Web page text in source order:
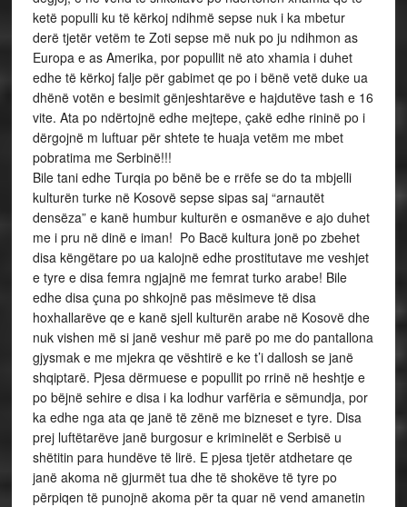
ketë populli ku të kërkoj ndihmë sepse nuk i ka mbetur
derë tjetër vetëm te Zoti sepse më nuk po ju ndihmon as
Europa e as Amerika, por popullit në ato xhamia i duhet
edhe të kërkoj falje për gabimet qe po i bënë vetë duke ua
dhënë votën e besimit gënjeshtarëve e hajdutëve tash e 16
vite. Ata po ndërtojnë edhe mejtepe, çakë edhe rininë po i
dërgojnë m luftuar për shtete te huaja vetëm me mbet
pobratima me Serbinë!!!
Bile tani edhe Turqia po bënë be e rrëfe se do ta mbjelli
kulturën turke në Kosovë sepse sipas saj “arnautët
densëza” e kanë humbur kulturën e osmanëve e ajo duhet
me i pru në dinë e iman! Po Bacë kultura jonë po zbehet
disa këngëtare po ua kalojnë edhe prostitutave me veshjet
e tyre e disa femra ngjajnë me femrat turko arabe! Bile
edhe disa çuna po shkojnë pas mësimeve të disa
hoxhallarëve qe e kanë sjell kulturën arabe në Kosovë dhe
nuk vishen më si janë veshur më parë po me do pantallona
gjysmak e me mjekra qe vështirë e ke t’i dallosh se janë
shqiptarë. Pjesa dërmuese e popullit po rrinë në heshtje e
po bëjnë sehire e disa i ka lodhur varfëria e sëmundja, por
ka edhe nga ata qe janë të zënë me bizneset e tyre. Disa
prej luftëtarëve janë burgosur e kriminelët e Serbisë u
shëtitin para hundëve të lirë. E pjesa tjetër atdhetare qe
janë akoma në gjurmët tua dhe të shokëve të tyre po
përpiqen të punojnë akoma për ta quar në vend amanetin